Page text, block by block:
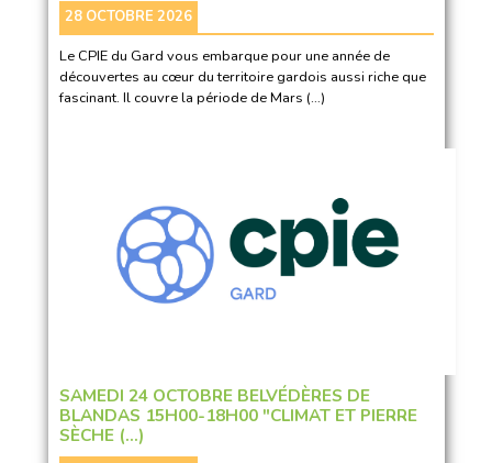
28 OCTOBRE 2026
Le CPIE du Gard vous embarque pour une année de
découvertes au cœur du territoire gardois aussi riche que
fascinant. Il couvre la période de Mars (…)
SAMEDI 24 OCTOBRE BELVÉDÈRES DE
BLANDAS 15H00-18H00 "CLIMAT ET PIERRE
SÈCHE (…)